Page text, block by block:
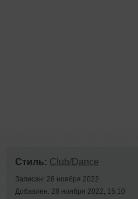
Стиль: Club/Dance
Записан: 28 ноября 2022
Добавлен: 28 ноября 2022, 15:10